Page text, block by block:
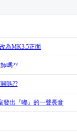
為MK3.5正面
嗎??
嗎??
發出『嘟』的一聲長音